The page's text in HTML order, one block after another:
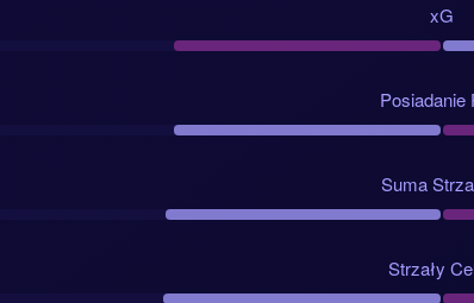
Różnica w wartości wspiera status faworyta Meksyku,
xG
Posiadanie
Suma
Strzały